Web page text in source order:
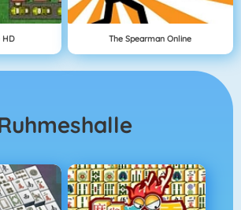
HD The Spearman Online
Ruhmeshalle